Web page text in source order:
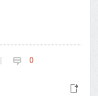
0